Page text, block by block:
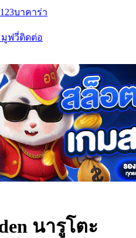
บาคาร่า
มูฟวี่ติดต่อ
นารูโตะ